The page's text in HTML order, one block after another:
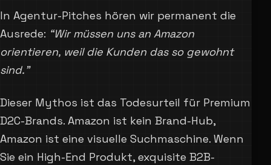
In Agentur-Pitches hören wir permanent die
Ausrede: “Wir müssen uns an Amazon
orientieren, weil die Kunden das so gewohnt
sind.”
Dieser Mythos ist das Todesurteil für Premium
D2C-Brands. Amazon ist kein Brand-Hub,
Amazon ist eine visuelle Suchmaschine. Wenn
Sie ein High-End Produkt, exquisite B2B-